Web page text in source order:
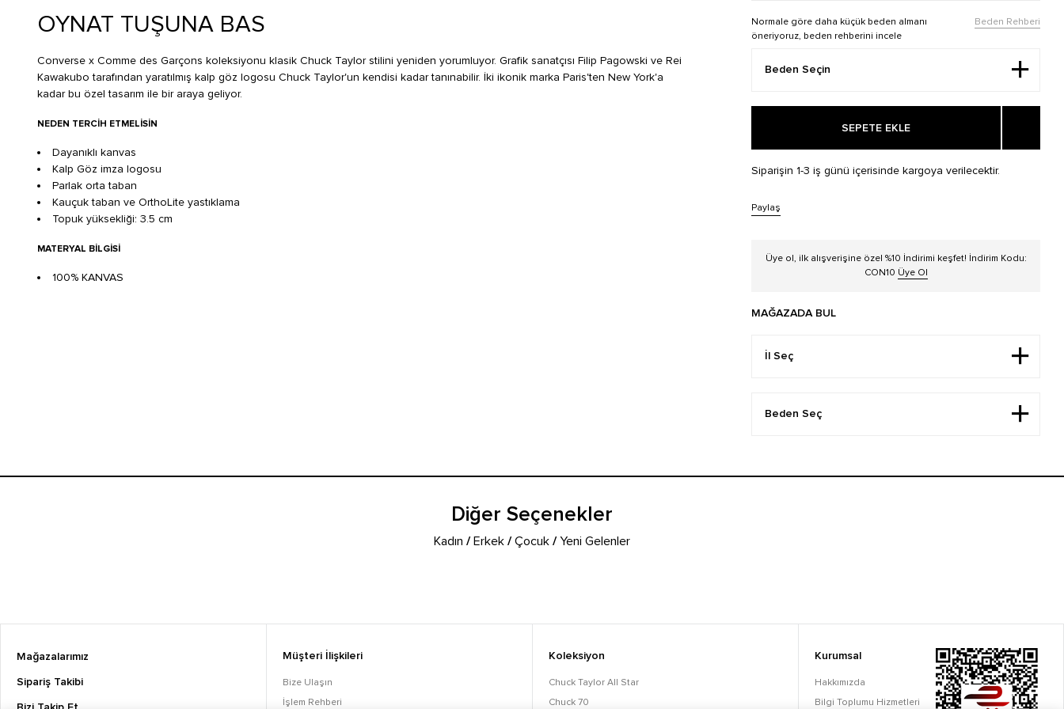
OYNAT TUŞUNA BAS
Converse x Comme des Garçons koleksiyonu klasik Chuck Taylor stilini yeniden yorumluyor. Grafik sanatçısı Filip Pagowski ve Rei
Kawakubo tarafından yaratılmış kalp göz logosu Chuck Taylor'un kendisi kadar tanınabilir. İki ikonik marka Paris'ten New York'a
kadar bu özel tasarım ile bir araya geliyor.
NEDEN TERCIH ETMELISIN
Dayanıklı kanvas
Kalp Göz imza logosu
Parlak orta taban
Kauçuk taban ve OrthoLite yastıklama
Topuk yüksekliği: 3.5 cm
MATERYAL BILGISI
100% KANVAS
Normale göre daha küçük beden almanı
öneriyoruz, beden rehberini incele
Beden Rehberi
SEPETE EKLE
Siparişin 1-3 iş günü içerisinde kargoya verilecektir.
Paylaş
Üye ol, ilk alışverişine özel %10 İndirimi keşfet! İndirim Kodu:
CON10 Üye Ol
MAĞAZADA BUL
Diğer Seçenekler
Kadın /Erkek /Çocuk /Yeni Gelenler
Mağazalarımız
Sipariş Takibi
Müşteri İlişkileri
Bize Ulaşın
İşlem Rehberi
Koleksiyon
Chuck Taylor All Star
Chuck 70
Kurumsal
Hakkımızda
Bilgi Toplumu Hizmetleri